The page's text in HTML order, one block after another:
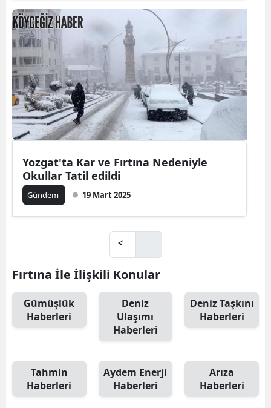
Yozgat'ta Kar ve Fırtına Nedeniyle
Okullar Tatil edildi
Gündem 19 Mart 2025
<
Fırtına İle İlişkili Konular
Gümüşlük
Haberleri
Deniz
Ulaşımı
Haberleri
Deniz Taşkını
Haberleri
Tahmin
Haberleri
Aydem Enerji
Haberleri
Arıza
Haberleri